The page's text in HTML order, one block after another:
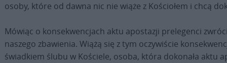
osoby, które od dawna nic nie wiąże z Kościołem i chcą
Mówiąc o konsekwencjach aktu apostazji prelegenci
naszego zbawienia. Wiążą się z tym oczywiście
świadkiem ślubu w Kościele, osoba, która dokonała aktu